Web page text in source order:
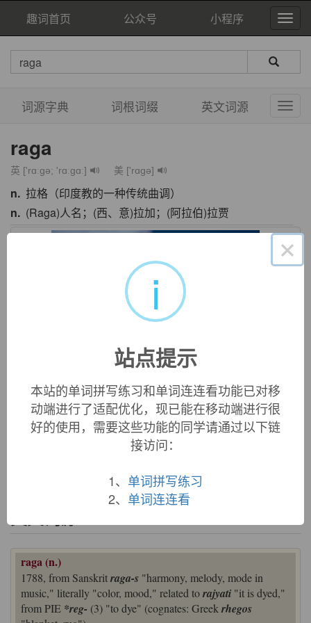
趣词首页 公众号 小程序
词源字典 词根词缀 英文词源
raga
英 ['rɑːgə; 'rɑːgɑː] 美 ['rɑɡə]
n. 拉格（印度教的一种传统曲调）
n. (Raga)人名；(西、意)拉加；(阿拉伯)拉贾
« 1/ 3 »
中文词源
来自梵语 raga,韵律，曲调，来自 rajyati,着色的。比喻用法。
raga (n.)
1788, from Sanskritraga-s "harmony, melody, mode in
music," literally "color, mood," related torajyati "it is dyed,"
from PIE *reg- (3) "to dye" (cognates: Greek rhegos
×
i
站点提示
本站的单词拼写练习和单词连连看功能已对移
动端进行了适配优化，现已能在移动端进行很
好的使用，需要这些功能的同学请通过以下链
接访问：
1、 单词拼写练习
2、 单词连连看